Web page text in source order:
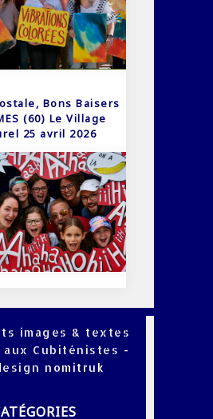
Bons Baisers
(60) Le Village
25 avril 2026
images & textes
aux Cubiténistes -
nomitruk